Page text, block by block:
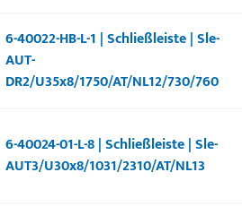
6-40022-HB-L-1 | Schließleiste | Sle-
AUT-
DR2/U35x8/1750/AT/NL12/730/760
6-40024-01-L-8 | Schließleiste | Sle-
AUT3/U30x8/1031/2310/AT/NL13